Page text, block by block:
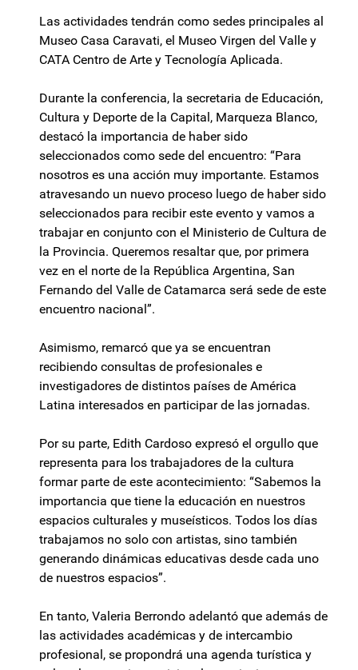
Las actividades tendrán como sedes principales al
Museo Casa Caravati, el Museo Virgen del Valle y
CATA Centro de Arte y Tecnología Aplicada.
Durante la conferencia, la secretaria de Educación,
Cultura y Deporte de la Capital, Marqueza Blanco,
destacó la importancia de haber sido
seleccionados como sede del encuentro: “Para
nosotros es una acción muy importante. Estamos
atravesando un nuevo proceso luego de haber sido
seleccionados para recibir este evento y vamos a
trabajar en conjunto con el Ministerio de Cultura de
la Provincia. Queremos resaltar que, por primera
vez en el norte de la República Argentina, San
Fernando del Valle de Catamarca será sede de este
encuentro nacional”.
Asimismo, remarcó que ya se encuentran
recibiendo consultas de profesionales e
investigadores de distintos países de América
Latina interesados en participar de las jornadas.
Por su parte, Edith Cardoso expresó el orgullo que
representa para los trabajadores de la cultura
formar parte de este acontecimiento: “Sabemos la
importancia que tiene la educación en nuestros
espacios culturales y museísticos. Todos los días
trabajamos no solo con artistas, sino también
generando dinámicas educativas desde cada uno
de nuestros espacios”.
En tanto, Valeria Berrondo adelantó que además de
las actividades académicas y de intercambio
profesional, se propondrá una agenda turística y